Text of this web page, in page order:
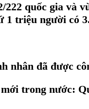
222 quốc gia và
triệu người có
nhân đã được
trong nước: